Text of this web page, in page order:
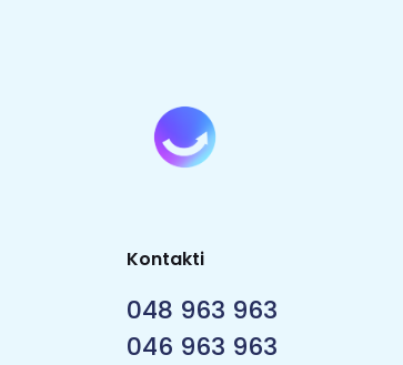
Kontakti
048 963 963
046 963 963